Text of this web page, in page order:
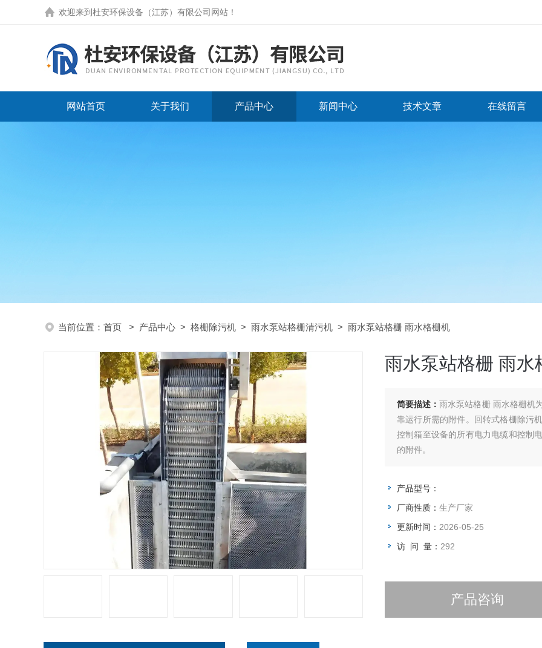
欢迎来到 杜安环保设备（江苏）有限公司网站 ！
网站首页 关于我们 产品中心 新闻中心 技术文章 在线留言
当前位置： 首页 > 产品中心 > 格栅除污机 > 雨水泵站格栅清污机 > 雨水泵站格栅 雨水格栅机
雨水泵站格栅 雨水
简要描述： 雨水泵站格栅 雨水格栅机
靠运行所需的附件。回转式格栅除污
控制箱至设备的所有电力电缆和控制
的附件。
产品型号：
厂商性质： 生产厂家
更新时间： 2026-05-25
访 问 量： 292
产品咨询